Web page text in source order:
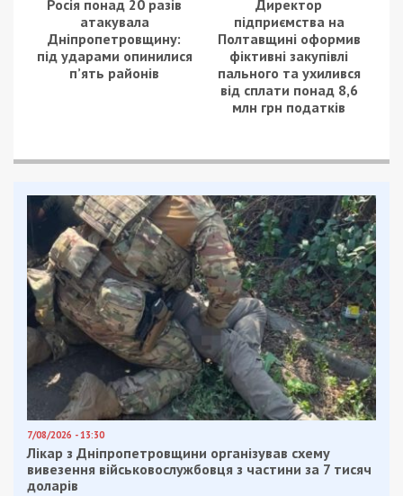
Росія понад 20 разів
атакувала
Дніпропетровщину:
під ударами опинилися
п’ять районів
Директор
підприємства на
Полтавщині оформив
фіктивні закупівлі
пального та ухилився
від сплати понад 8,6
млн грн податків
7/08/2026 - 13:30
Лікар з Дніпропетровщини організував схему
вивезення військовослужбовця з частини за 7 тисяч
доларів